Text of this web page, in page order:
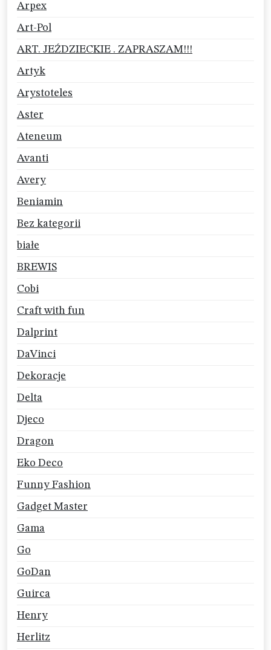
Arpex
Art-Pol
ART. JEŹDZIECKIE . ZAPRASZAM!!!
Artyk
Arystoteles
Aster
Ateneum
Avanti
Avery
Beniamin
Bez kategorii
białe
BREWIS
Cobi
Craft with fun
Dalprint
DaVinci
Dekoracje
Delta
Djeco
Dragon
Eko Deco
Funny Fashion
Gadget Master
Gama
Go
GoDan
Guirca
Henry
Herlitz